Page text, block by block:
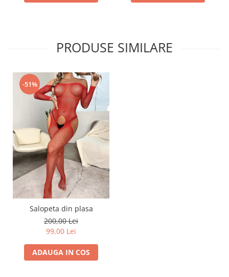
PRODUSE SIMILARE
-51%
Salopeta din plasa
200,00 Lei
99,00 Lei
ADAUGA IN COS